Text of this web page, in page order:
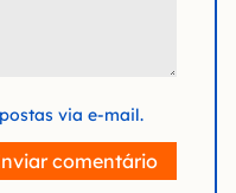
via e-mail.
comentário